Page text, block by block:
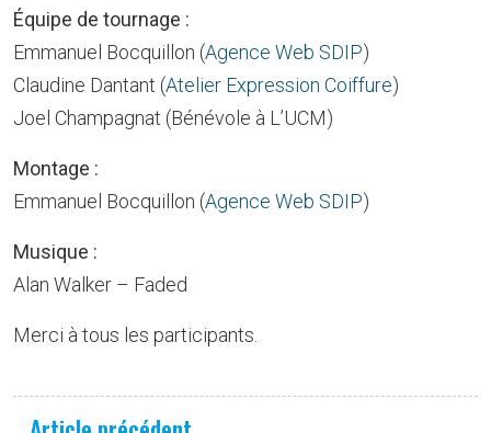
Équipe de tournage :
Emmanuel Bocquillon (Agence Web SDIP)
Claudine Dantant (Atelier Expression Coiffure)
Joel Champagnat (Bénévole à L’UCM)
Montage :
Emmanuel Bocquillon (Agence Web SDIP)
Musique :
Alan Walker – Faded
Merci à tous les participants.